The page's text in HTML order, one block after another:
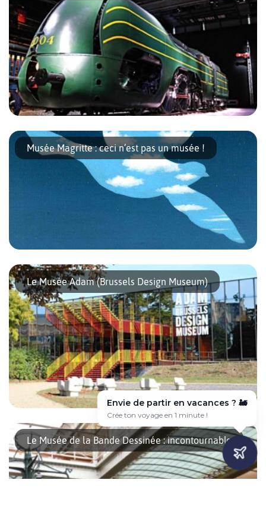
de l’automobile de Bruxelles, qu’il faut vous rendre ! En effet,
vous y découvrirez la plus grande collection de voitures au
monde. Il est […]
Situé dans l’ancien bâtiment de la gare de Schaerbeek, le
musée du train vous propose un voyage à la fois ludique et
instructif dans l’univers du système ferroviaire belge. La visite,
qui allie histoire, technologie et anecdotes, est aussi bien
adaptée aux adultes qu’aux enfants. À tester aussi | Créez votre
voyage en 1 minute à Bruxelles […]
Musée Magritte : ceci n’est pas un musée !
Ceci n’est pas une pipe : vous connaissez certainement cette
fameuse phrase de Magritte, tirée de son tableau « La trahison
des images ». A Bruxelles, un musée est entièrement dédié à ce
génial artiste belge. René Magritte, un artiste décalé A l’époque,
en 1929, le tableau qui représente une pipe, mais qui n’en n’est
pas une, fit […]
Le Musée Adam (Brussels Design Museum)
Situé au pied de l’Atomium, le Musée Adam est un lieu
incontournable pour les amateurs de design. Connu depuis de
nombreuses années pour sa collection Plasticarium, il est
aujourd’hui parmi les plus importants musées d’objets
contemporains. Origine du Musée Adam Le projet nait en 2012 à
l’initiative de la ville de Bruxelles, qui souhaite se doter […]
Le Musée de la Bande Dessinée : incontournable
Envie de partir en vacances ? ✈️
Voyage sur-mesure en quelques clics 🎯